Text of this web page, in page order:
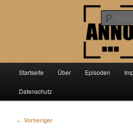
Anno
Der Podcast über aktuelle Forschung aus
Startseite Über Episoden
Datenschutz
Beitragsnavigation
← Vorheriger